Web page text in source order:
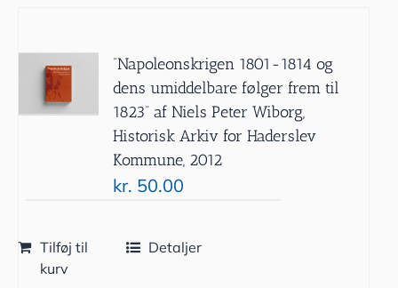
”Napoleonskrigen 1801-1814 og
dens umiddelbare følger frem til
1823” af Niels Peter Wiborg,
Historisk Arkiv for Haderslev
Kommune, 2012
kr. 50.00
Tilføj til
kurv
Detaljer